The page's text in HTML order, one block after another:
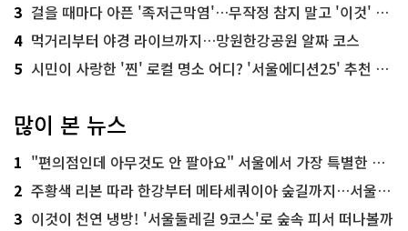
3 걸을 때마다 아픈 '족저근막염'…무작정 참지 말고 '이것' 해보세요!
4 먹거리부터 야경 라이브까지…망원한강공원 알짜 코스
5 시민이 사랑한 '찐' 로컬 명소 어디? '서울에디션25' 추천 코스
많이 본 뉴스
1 "편의점인데 아무것도 안 팔아요" 서울에서 가장 특별한 편의점의 정체
2 주황색 리본 따라 한강부터 메타세쿼이아 숲길까지…서울둘레길 15코스
3 이것이 천연 냉방! '서울둘레길 9코스'로 숲속 피서 떠나볼까